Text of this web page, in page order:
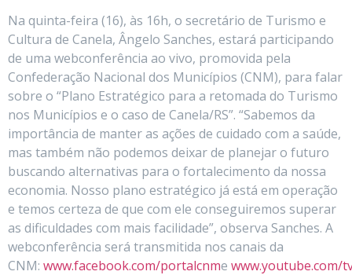
Na quinta-feira (16), às 16h, o secretário de Turismo e
Cultura de Canela, Ângelo Sanches, estará participando
de uma webconferência ao vivo, promovida pela
Confederação Nacional dos Municípios (CNM), para falar
sobre o “Plano Estratégico para a retomada do Turismo
nos Municípios e o caso de Canela/RS”. “Sabemos da
importância de manter as ações de cuidado com a saúde,
mas também não podemos deixar de planejar o futuro
buscando alternativas para o fortalecimento da nossa
economia. Nosso plano estratégico já está em operação
e temos certeza de que com ele conseguiremos superar
as dificuldades com mais facilidade”, observa Sanches. A
webconferência será transmitida nos canais da
CNM: www.facebook.com/portalcnme www.youtube.com/